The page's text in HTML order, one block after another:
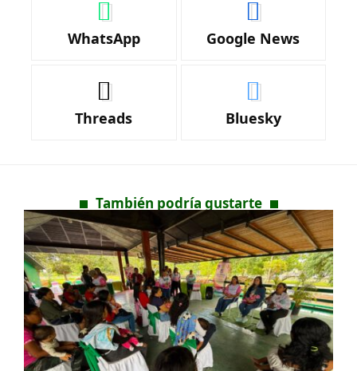
WhatsApp Google News
Threads Bluesky
También podría gustarte